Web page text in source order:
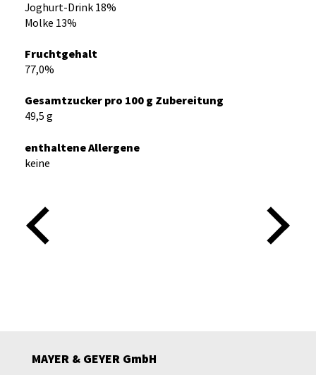
Joghurt-Drink 18%
Molke 13%
Fruchtgehalt
77,0%
Gesamtzucker pro 100 g Zubereitung
49,5 g
enthaltene Allergene
keine
MAYER & GEYER GmbH